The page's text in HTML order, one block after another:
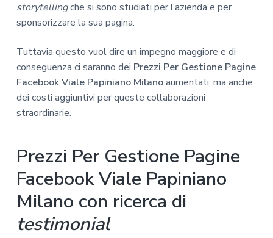
storytellingche si sono studiati per l’azienda e per
sponsorizzare la sua pagina.
Tuttavia questo vuol dire un impegno maggiore e di
conseguenza ci saranno dei Prezzi Per Gestione Pagine
Facebook Viale Papiniano Milanoaumentati, ma anche
dei costi aggiuntivi per queste collaborazioni
straordinarie.
Prezzi Per Gestione Pagine
Facebook Viale Papiniano
Milano con ricerca di
testimonial